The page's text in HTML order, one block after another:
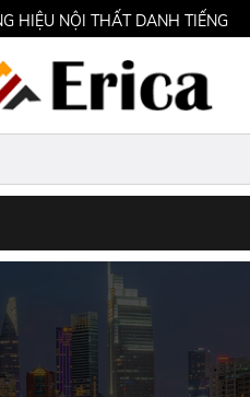
HIỆU NỘI THẤT DANH TIẾNG